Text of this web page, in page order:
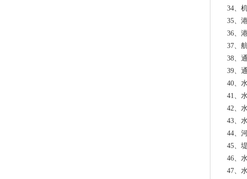
34、
35、
36、
37、
38、
39、
40、
41、
42、
43、
44、
45、
46、
47、